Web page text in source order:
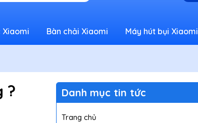
Xiaomi Bàn chải Xiaomi Máy hút bụi Xiaomi
? Danh mục tin tức
Trang chủ